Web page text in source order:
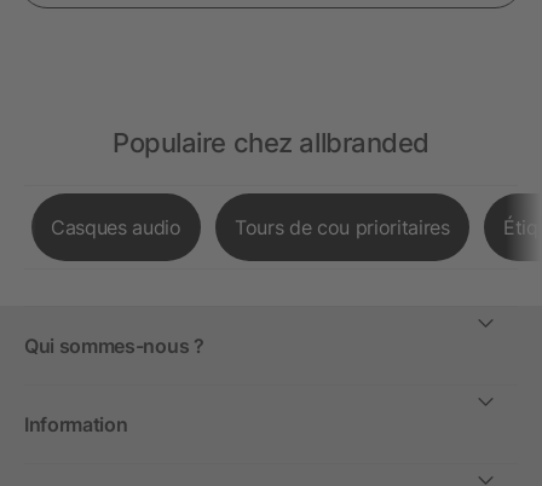
Populaire chez allbranded
Casques audio Tours de cou prioritaires
Qui sommes-nous ?
Information